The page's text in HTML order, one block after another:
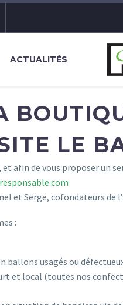
ACTUALITÉS
LE
afin de vous proposer un
Serge, cofondateurs de
:
ballons usagés ou
et local (toutes nos